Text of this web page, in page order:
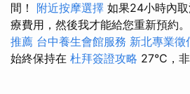
間！ 附近按摩選擇 如果24小時內
療費用，然後我才能給您重新預約。
推薦 台中養生會館服務 新北專業徵
始終保持在 杜拜簽證攻略 27°C，非